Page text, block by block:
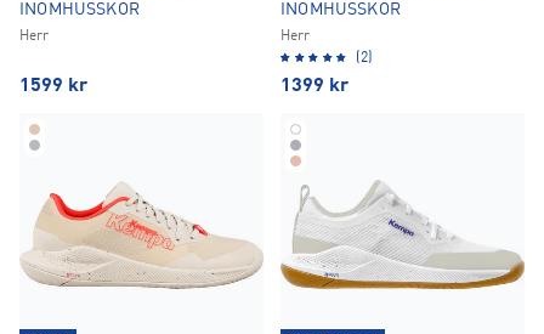
INOMHUSSKOR
Herr
1599 kr
INOMHUSSKOR
Herr
(2)
1399 kr